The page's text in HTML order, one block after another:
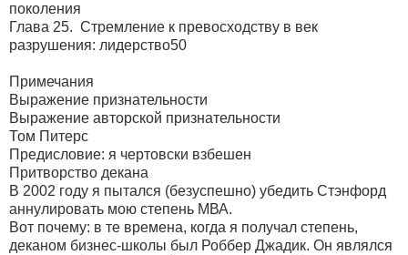
поколения
Глава 25. Cтремление к превосходству в век
разрушения: лидерство50
Примечания
Выражение признательности
Выражение авторской признательности
Том Питерс
Предисловие: я чертовски взбешен
Притворство декана
В 2002 году я пытался (безуспешно) убедить Стэнфорд
аннулировать мою степень МВА.
Вот почему: в те времена, когда я получал степень,
деканом бизнес-школы был Роббер Джадик. Он являлся